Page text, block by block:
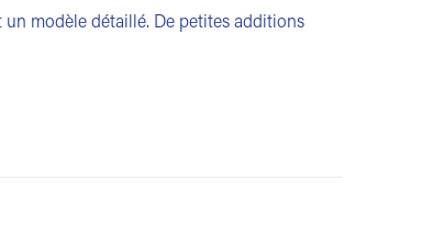
un modèle détaillé. De petites additions